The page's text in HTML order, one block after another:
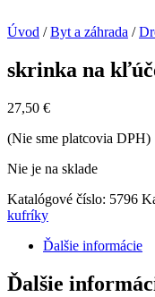
Úvod /Byt a záhrada /
skrinka na
27,50 €
(Nie sme platcovia DPH)
Nie je na sklade
Katalógové číslo: 5796
kufríky
Ďalšie informácie
Ďalšie